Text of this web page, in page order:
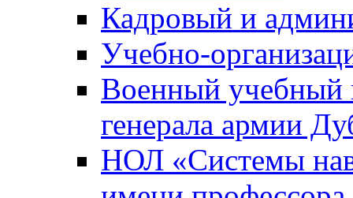
Кадровый и
Учебно-
Военный учебный
генерала армии
НОЛ «Системы